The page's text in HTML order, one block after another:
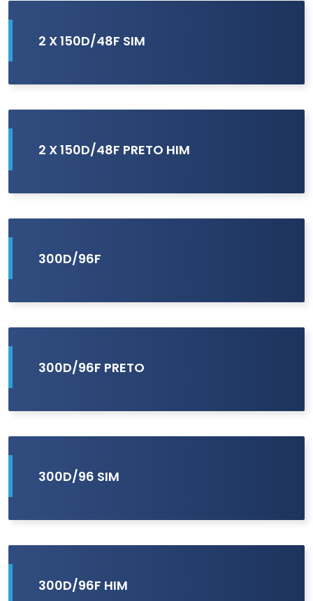
2 X 150D/48F SIM
2 X 150D/48F PRETO HIM
300D/96F
300D/96F PRETO
300D/96 SIM
300D/96F HIM